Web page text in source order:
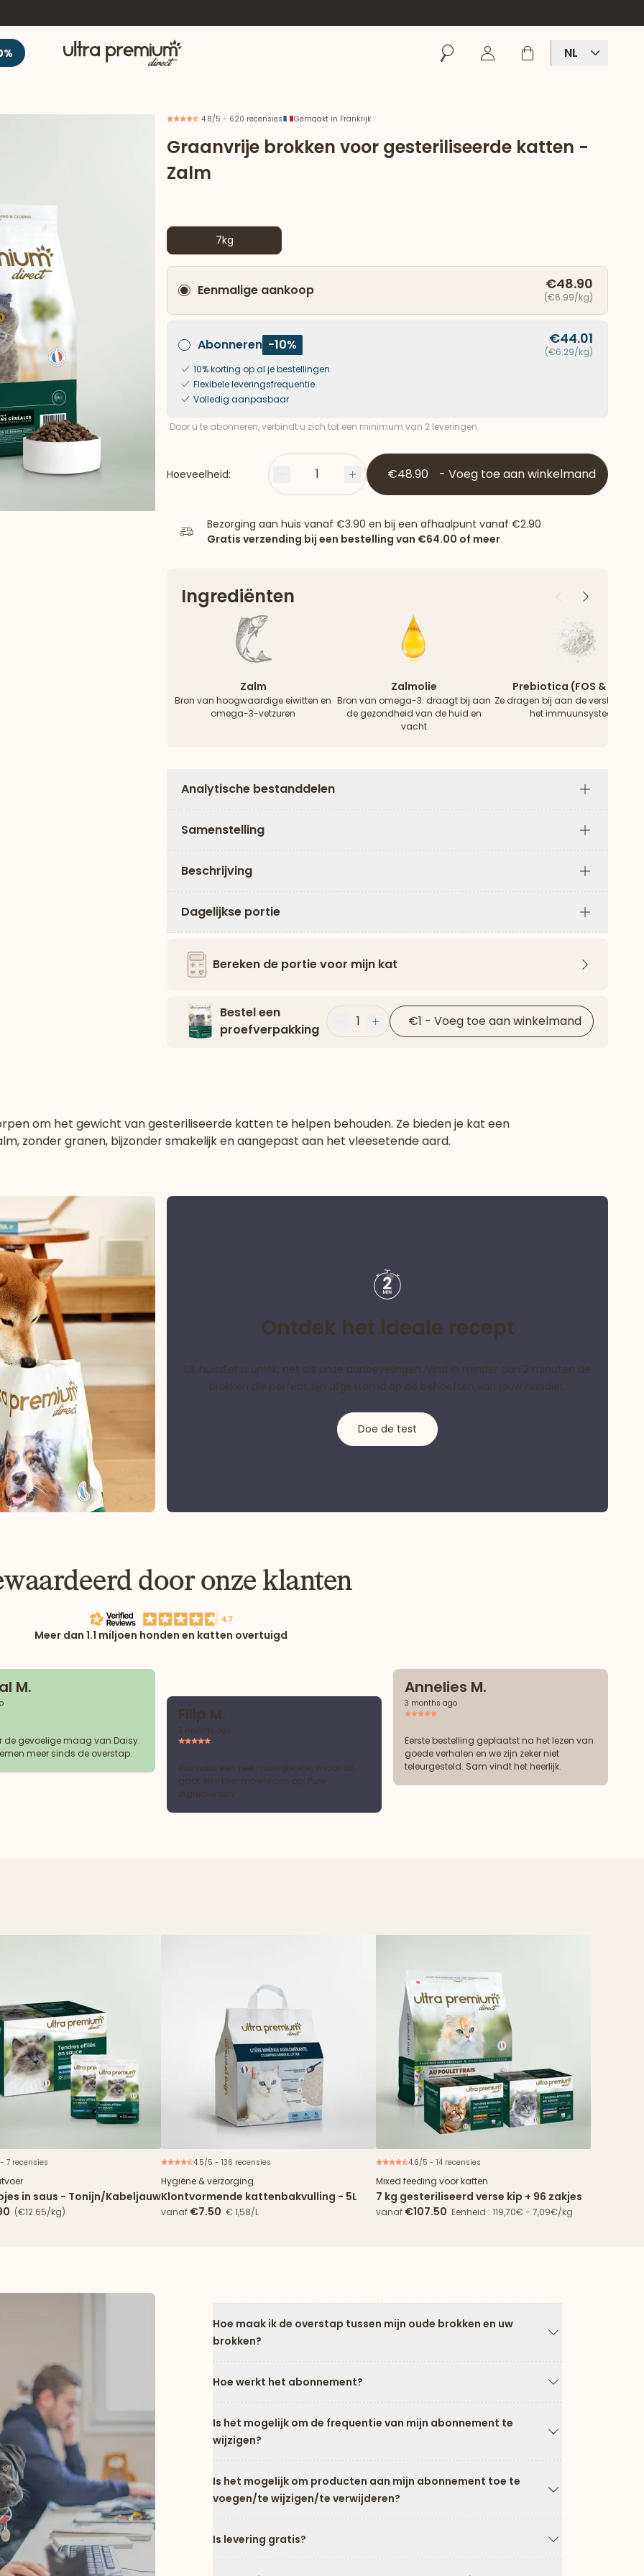
Welkom Zoeken Inloggen Winkelmand
NL
4.8/5 - 620 recensies Gemaakt in Frankrijk
Graanvrije brokken voor gesteriliseerde katten -
Zalm
7kg
Eenmalige aankoop €48.90
(€6.99/kg)
Abonneren -10% €44.01
(€6.29/kg)
10% korting op al je bestellingen
Flexibele leveringsfrequentie
Volledig aanpasbaar
Door u te abonneren, verbindt u zich tot een minimum van 2 leveringen.
Hoeveelheid: Minder1 Plus €48.90 - Voeg toe aan winkelmand
Bezorging aan huis vanaf €3.90 en bij een afhaalpunt vanaf €2.90
Gratis verzending bij een bestelling van €64.00 of meer
Ingrediënten VorigeVolgende
Zalm
Bron van hoogwaardige eiwitten en
omega-3-vetzuren
Zalmolie
Bron van omega-3: draagt ​​bij aan
de gezondheid van de huid en
vacht
Prebiotica (FOS & MOS)
Ze dragen bij aan de versterking
het immuunsysteem
Analytische bestanddelen
Plus
Samenstelling
Plus
Beschrijving
Plus
Dagelijkse portie
Plus
Bereken de portie voor mijn kat
Bestel een
proefverpakking
Minder
1 Plus €1 - Voeg toe aan winkelmand
om het gewicht van gesteriliseerde katten te helpen behouden. Ze bieden je kat een
zonder granen, bijzonder smakelijk en aangepast aan het vleesetende aard.
Ontdek het ideale recept
Elk huisdier is uniek, net als onze aanbevelingen. Vind in minder dan 2 minuten de
brokken die perfect zijn afgestemd op de behoeften van jouw huisdier.
Doe de test
door onze klanten
Meer dan 1.1 miljoen honden en katten overtuigd
M.
de gevoelige maag van Daisy.
meer sinds de overstap.
Filip M.
3 months ago
Normaal een zeer moeilijke eter, maar dit
gaat elke keer moeiteloos op. Pure
ingrediënten!
Annelies M.
3 months ago
Eerste bestelling geplaatst na het lezen van
goede verhalen en we zijn zeker niet
teleurgesteld. Sam vindt het heerlijk.
7 recensies
in saus - Tonijn/Kabeljauw
(€12.65/kg)
4.5/5 - 136 recensies
Hygiëne & verzorging
Klontvormende kattenbakvulling - 5L
vanaf €7.50 € 1,58/L
Speciale aanbieding
4.6/5 - 14 recensies
Mixed feeding voor katten
7 kg gesteriliseerd verse kip + 96 zakjes
vanaf €107.50 Eenheid : 119,70€ - 7,09€/kg
Hoe maak ik de overstap tussen mijn oude brokken en uw
brokken?
Hoe werkt het abonnement?
Pijl naar beneden
Is het mogelijk om de frequentie van mijn abonnement te
wijzigen?
Is het mogelijk om producten aan mijn abonnement toe te
voegen/te wijzigen/te verwijderen?
Is levering gratis?
Pijl naar beneden